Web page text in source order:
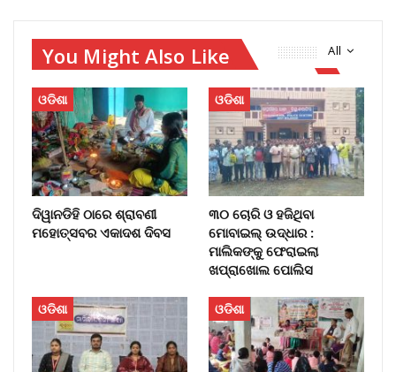
All
You Might Also Like
ଓଡିଶା
ଦିୱାନଡିହି ଠାରେ ଶ୍ରାବଣୀ
ମହୋତ୍ସବର ଏକାଦଶ ଦିବସ
ଓଡିଶା
୩୦ ଚୋରି ଓ ହଜିଥିବା
ମୋବାଇଲ୍‌ ଉଦ୍ଧାର :
ମାଲିକଙ୍କୁ ଫେରାଇଲା
ଖପ୍ରାଖୋଲ ପୋଲିସ
ଓଡିଶା ଓଡିଶା